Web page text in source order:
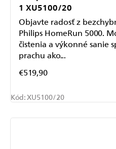
1 XU5100/20
€519,90
Objavte radosť z
Philips HomeRun 5000.
čistenia a výkonné sanie
prachu ako...
Kód:XU5100/20